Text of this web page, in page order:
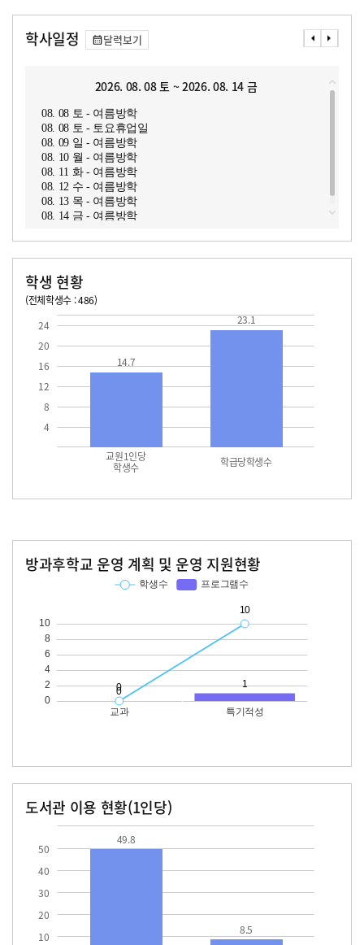
학사일정 달력보기
2026. 08. 08 토 ~ 2026. 08. 14 금
08. 08 토 - 여름방학
08. 08 토 - 토요휴업일
08. 09 일 - 여름방학
08. 10 월 - 여름방학
08. 11 화 - 여름방학
08. 12 수 - 여름방학
08. 13 목 - 여름방학
08. 14 금 - 여름방학
학생 현황
(전체학생수 : 486)
4
8
12
16
20
24
교원1인당
학생수 학급당학생수
14.7
23.1
방과후학교 운영 계획 및 운영 지원현황
도서관 이용 현황(1인당)
10
20
30
40
50
49.8
8.5